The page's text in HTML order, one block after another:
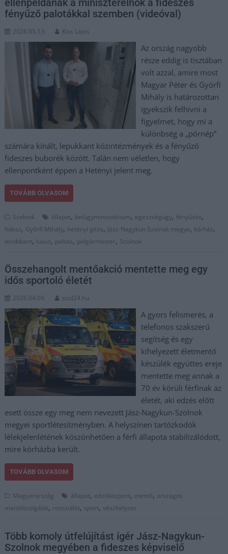
fényűző palotákkal szemben (videóval)
2026.05.13. Kiss Lajos
Az ország nagyobb
része eddig is tisztában
volt azzal, amire most
Magyar Péter és Györfi
Mihály is határozottan
igyekszik felhívni a
figyelmet, hogy mi a
különbség a „pórnép”
számára kínált, lepukkant közintézmények és a fényűző
fideszes buborék között. Talán nem véletlen, hogy
ellenpontként éppen a Hetényi jelent meg.
TOVÁBB OLVASOM
Szolnok állapot, belügyminisztérium, egészségügy, fényűzés,
fidesz, Győrfi Mihály, hetényi géza, Jász-Nagykun Szolnok megye, kórház,
lerobbant, luxus, palota, polgármester, Szolnok
Összehangolt mentőakció mentette meg egy
idős sportoló életét
2026.04.09. szol24.hu
A gyors felismerés, a
telefonos szakszerű
segítség és egy
kihelyezett életmentő
készülék együttes ereje
mentette meg annak a
70 év körüli férfinak az
életét, aki edzés előtt
esett össze egy meg nem nevezett Jász-Nagykun-Szolnok
megyei sportlétesítményben. A helyszínen tartózkodók
lélekjelenlétének köszönhetően a férfi állapota stabilizálódott,
mire kórházba került.
TOVÁBB OLVASOM
Magyarország állapot, edzőközpont, mentő, országos
mentőszolgálat, rosszullét, sport,vészhelyzet
Több komoly útfelújítást ígér Jász-Nagykun-
Szolnok megyében a fideszes képviselő